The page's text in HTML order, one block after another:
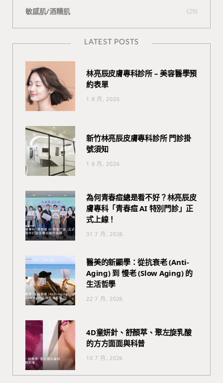
敏感肌/酒糟肌 (29)
LATEST POSTS
林亮辰皮膚專科診所 – 美容醫學預
約表單
1 8 月, 2026
新竹林亮辰皮膚專科診所 門診掛
號須知
1 8 月, 2026
為何青春痘總是看不好？林亮辰皮
膚專科「青春痘 AI 特別門診」正
式上線！
31 7 月, 2026
醫美的新顯學：從抗衰老 (Anti-
Aging) 到 慢老 (Slow Aging) 的
生活哲學
22 7 月, 2026
4D童妍針、舒顏萃、聚左旋乳酸
的方方面面與科普
10 7 月, 2026